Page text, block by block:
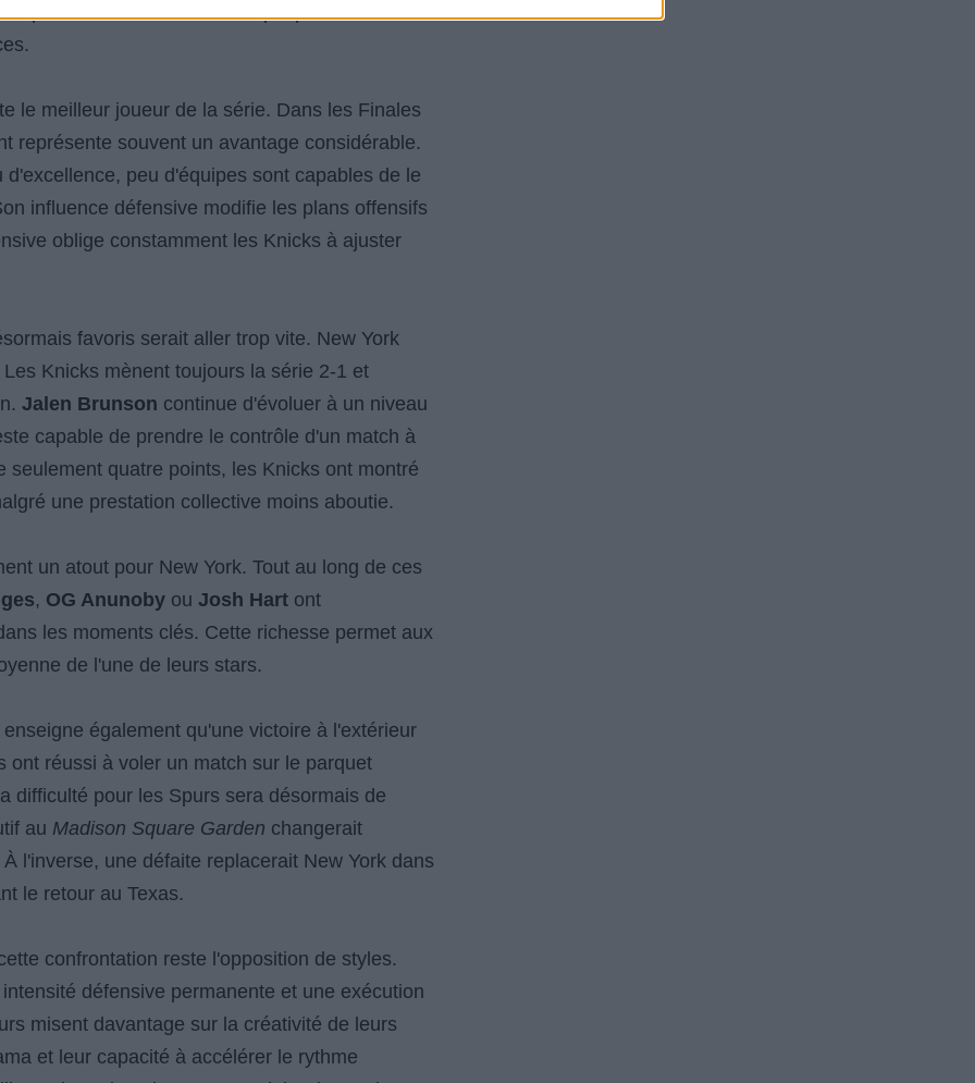
des New-Yorkais. Chaque possession
le meilleur joueur de la série. Dans les Finales
représente souvent un avantage considérable.
peu d'équipes sont capables de le
influence défensive modifie les plans offensifs
oblige constamment les Knicks à ajuster
favoris serait aller trop vite. New York
Knicks mènent toujours la série 2-1 et
Jalen Brunson continue d'évoluer à un niveau
capable de prendre le contrôle d'un match à
seulement quatre points, les Knicks ont montré
une prestation collective moins aboutie.
un atout pour New York. Tout au long de ces
, OG Anunoby ou Josh Hart ont
les moments clés. Cette richesse permet aux
de l'une de leurs stars.
également qu'une victoire à l'extérieur
ont réussi à voler un match sur le parquet
difficulté pour les Spurs sera désormais de
au Madison Square Garden changerait
l'inverse, une défaite replacerait New York dans
le retour au Texas.
confrontation reste l'opposition de styles.
défensive permanente et une exécution
misent davantage sur la créativité de leurs
et leur capacité à accélérer le rythme